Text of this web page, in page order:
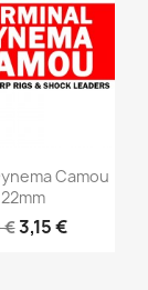
Camou
€3,15 €